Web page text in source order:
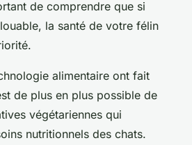
de comprendre que si
la santé de votre félin
alimentaire ont fait
de plus en plus possible de
végétariennes qui
nutritionnels des chats.